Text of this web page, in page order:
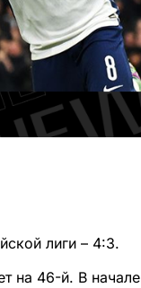
лиги – 4:3.
на 46-й. В начале